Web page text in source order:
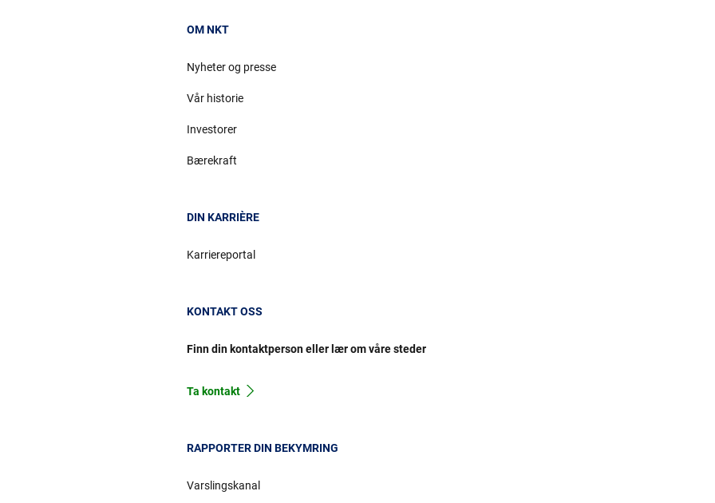
OM NKT
Nyheter og presse
Vår historie
Investorer
Bærekraft
DIN KARRIÈRE
Karriereportal
KONTAKT OSS
Finn din kontaktperson eller lær om våre steder
Ta kontakt
RAPPORTER DIN BEKYMRING
Varslingskanal